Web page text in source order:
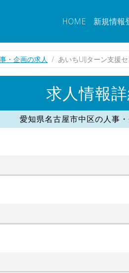
HOME 新規情報
・企画の求人 あいちUIJターン支援
求人情報
愛知県名古屋市中区の人事